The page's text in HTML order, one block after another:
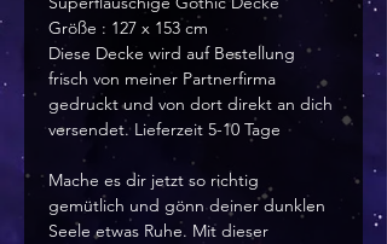
Größe : 127 x 153 cm
Diese Decke wird auf Bestellung
frisch von meiner Partnerfirma
gedruckt und von dort direkt an dich
versendet. Lieferzeit 5-10 Tage
Mache es dir jetzt so richtig
gemütlich und gönn deiner dunklen
Seele etwas Ruhe. Mit dieser